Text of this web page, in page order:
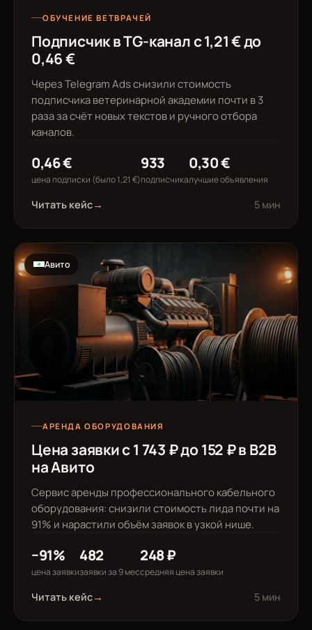
ОБУЧЕНИЕ ВЕТВРАЧЕЙ
Подписчик в TG-канал с 1,21 € до
0,46 €
Через Telegram Ads снизили стоимость
подписчика ветеринарной академии почти в 3
раза за счёт новых текстов и ручного отбора
каналов.
0,46 €
цена подписки (было 1,21 €)
933
подписчика
0,30 €
лучшие объявления
Читать кейс→ 5 мин
Авито
АРЕНДА ОБОРУДОВАНИЯ
Цена заявки с 1 743 ₽ до 152 ₽ в B2B
на Авито
Сервис аренды профессионального кабельного
оборудования: снизили стоимость лида почти на
91% и нарастили объём заявок в узкой нише.
−91%
цена заявки
482
заявки за 9 мес
248 ₽
средняя цена заявки
Читать кейс→ 5 мин